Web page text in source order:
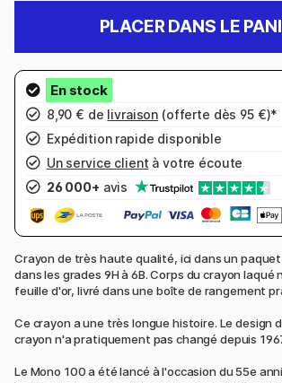
PLACER DANS LE
8,90 € de livraison (offerte dès 95 €)*
Expédition rapide disponible
Un service client à votre écoute
26 000+ avis
Crayon de très haute qualité, ici dans un paquet
dans les grades 9H à 6B. Corps du crayon laqué
feuille d'or, livré dans une boîte de rangement
Ce crayon a une très longue histoire. Le design
crayon n'a pratiquement pas changé depuis
Le Mono 100 a été lancé à l'occasion du 55e